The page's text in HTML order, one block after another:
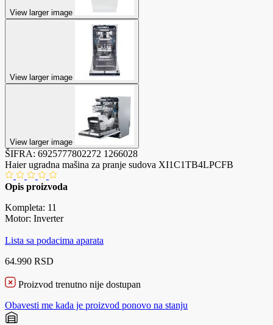
View larger image
View larger image
View larger image
ŠIFRA: 6925777802272 1266028
Haier ugradna mašina za pranje sudova XI1C1TB4LPCFB
Opis proizvoda
Kompleta: 11
Motor: Inverter
Lista sa podacima aparata
64.990 RSD
Proizvod trenutno nije dostupan
Obavesti me kada je proizvod ponovo na stanju